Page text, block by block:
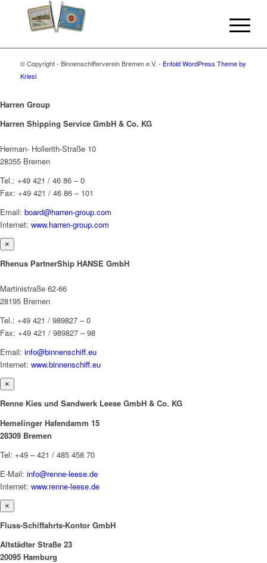
© Copyright - Binnenschifferverein Bremen e.V. - Enfold WordPress Theme by
Kriesi
Harren Group
Harren Shipping Service GmbH & Co. KG
Herman- Hollerith-Straße 10
28355 Bremen
Tel.: +49 421 / 46 86 – 0
Fax: +49 421 / 46 86 – 101
Email: board@harren-group.com
Internet: www.harren-group.com
×
Rhenus PartnerShip HANSE GmbH
Martinistraße 62-66
28195 Bremen
Tel.: +49 421 / 989827 – 0
Fax: +49 421 / 989827 – 98
Email: info@binnenschiff.eu
Internet: www.binnenschiff.eu
×
Renne Kies und Sandwerk Leese GmbH & Co. KG
Hemelinger Hafendamm 15
28309 Bremen
Tel: +49 – 421 / 485 458 70
E-Mail: info@renne-leese.de
Internet: www.renne-leese.de
×
Fluss-Schiffahrts-Kontor GmbH
Altstädter Straße 23
20095 Hamburg